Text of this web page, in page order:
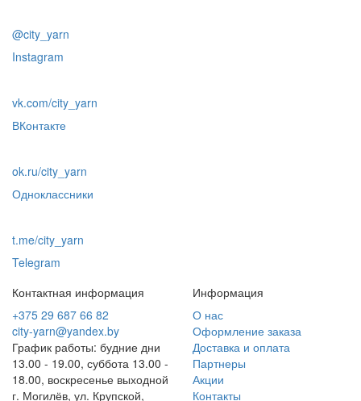
@city_yarn
Instagram
vk.com/city_yarn
ВКонтакте
ok.ru/city_yarn
Одноклассники
t.me/city_yarn
Telegram
Контактная информация
+375 29 687 66 82
city-yarn@yandex.by
График работы: будние дни
13.00 - 19.00, суббота 13.00 -
18.00, воскресенье выходной
г. Могилёв, ул. Крупской,
Информация
О нас
Оформление заказа
Доставка и оплата
Партнеры
Акции
Контакты